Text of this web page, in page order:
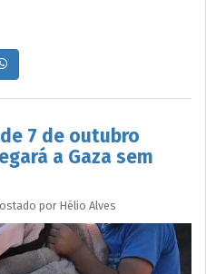
7 de outubro
a Gaza sem
porHélio Alves